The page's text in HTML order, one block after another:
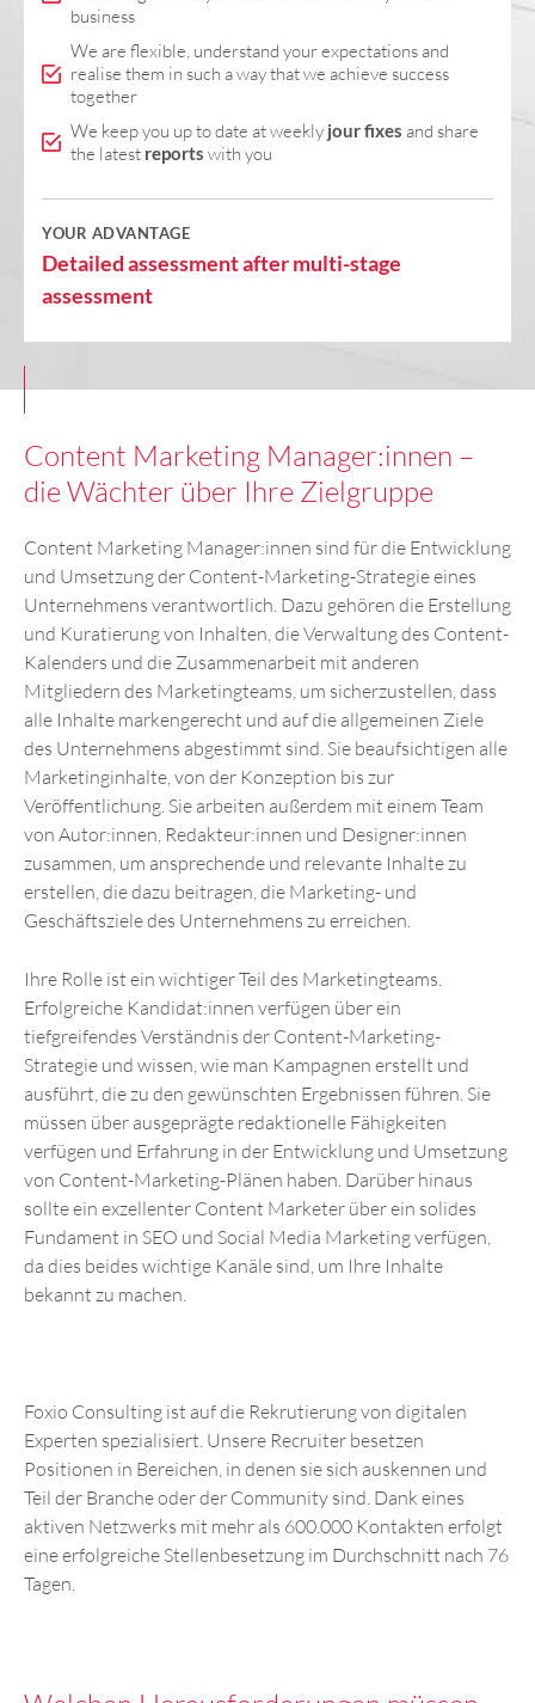
business
We are flexible, understand your expectations and
realise them in such a way that we achieve success
together
We keep you up to date at weekly jour fixes and share
the latest reports with you
YOUR ADVANTAGE
Detailed assessment after multi-stage
assessment
Content Marketing Manager:innen –
die Wächter über Ihre Zielgruppe
Content Marketing Manager:innen sind für die Entwicklung
und Umsetzung der Content-Marketing-Strategie eines
Unternehmens verantwortlich. Dazu gehören die Erstellung
und Kuratierung von Inhalten, die Verwaltung des Content-
Kalenders und die Zusammenarbeit mit anderen
Mitgliedern des Marketingteams, um sicherzustellen, dass
alle Inhalte markengerecht und auf die allgemeinen Ziele
des Unternehmens abgestimmt sind. Sie beaufsichtigen alle
Marketinginhalte, von der Konzeption bis zur
Veröffentlichung. Sie arbeiten außerdem mit einem Team
von Autor:innen, Redakteur:innen und Designer:innen
zusammen, um ansprechende und relevante Inhalte zu
erstellen, die dazu beitragen, die Marketing- und
Geschäftsziele des Unternehmens zu erreichen.
Ihre Rolle ist ein wichtiger Teil des Marketingteams.
Erfolgreiche Kandidat:innen verfügen über ein
tiefgreifendes Verständnis der Content-Marketing-
Strategie und wissen, wie man Kampagnen erstellt und
ausführt, die zu den gewünschten Ergebnissen führen. Sie
müssen über ausgeprägte redaktionelle Fähigkeiten
verfügen und Erfahrung in der Entwicklung und Umsetzung
von Content-Marketing-Plänen haben. Darüber hinaus
sollte ein exzellenter Content Marketer über ein solides
Fundament in SEO und Social Media Marketing verfügen,
da dies beides wichtige Kanäle sind, um Ihre Inhalte
bekannt zu machen.
Foxio Consulting ist auf die Rekrutierung von digitalen
Experten spezialisiert. Unsere Recruiter besetzen
Positionen in Bereichen, in denen sie sich auskennen und
Teil der Branche oder der Community sind. Dank eines
aktiven Netzwerks mit mehr als 600.000 Kontakten erfolgt
eine erfolgreiche Stellenbesetzung im Durchschnitt nach 76
Tagen.